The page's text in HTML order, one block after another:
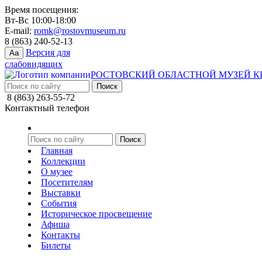
Время посещения:
Вт-Вс 10:00-18:00
E-mail: romk@rostovmuseum.ru
8 (863) 240-52-13
Aa
Версия для
слабовидящих
РОСТОВСКИЙ ОБЛАСТНОЙ МУЗЕЙ
8 (863) 263-55-72
Контактный телефон
Главная
Коллекции
О музее
Посетителям
Выставки
События
Историческое просвещение
Афиша
Контакты
Билеты